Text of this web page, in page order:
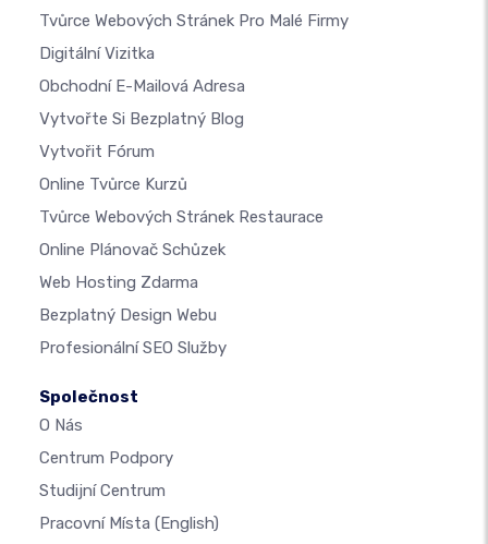
Tvůrce Webových Stránek Pro Malé Firmy
Digitální Vizitka
Obchodní E-Mailová Adresa
Vytvořte Si Bezplatný Blog
Vytvořit Fórum
Online Tvůrce Kurzů
Tvůrce Webových Stránek Restaurace
Online Plánovač Schůzek
Web Hosting Zdarma
Bezplatný Design Webu
Profesionální SEO Služby
Společnost
O Nás
Centrum Podpory
Studijní Centrum
Pracovní Místa (English)